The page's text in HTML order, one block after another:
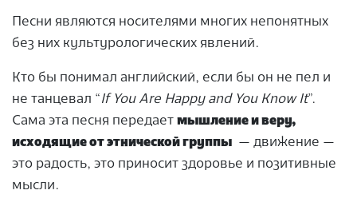
Песни являются носителями многих непонятных
без них культурологических явлений.
Кто бы понимал английский, если бы он не пел и
не танцевал “If You Are Happy and You Know It”.
Сама эта песня передает мышление и веру,
исходящие от этнической группы — движение —
это радость, это приносит здоровье и позитивные
мысли.